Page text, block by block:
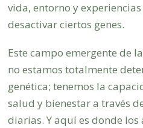
vida, entorno y
desactivar ciertos genes.
Este campo emergente de
no estamos totalmente
genética; tenemos la
salud y bienestar a través
diarias. Y aquí es donde los